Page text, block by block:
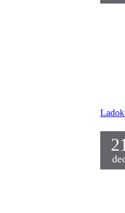
21